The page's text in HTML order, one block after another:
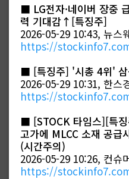
■ LG전자·네이버 장중
력 기대감↑[특징주]
2026-05-29 10:43, 뉴스
https://
■ [특징주] '시총 4위'
2026-05-29 10:31, 한스
https://
■ [STOCK 타임스][특
고가에 MLCC 소재 공
(시간주의)
2026-05-29 10:26, 컨슈
https://